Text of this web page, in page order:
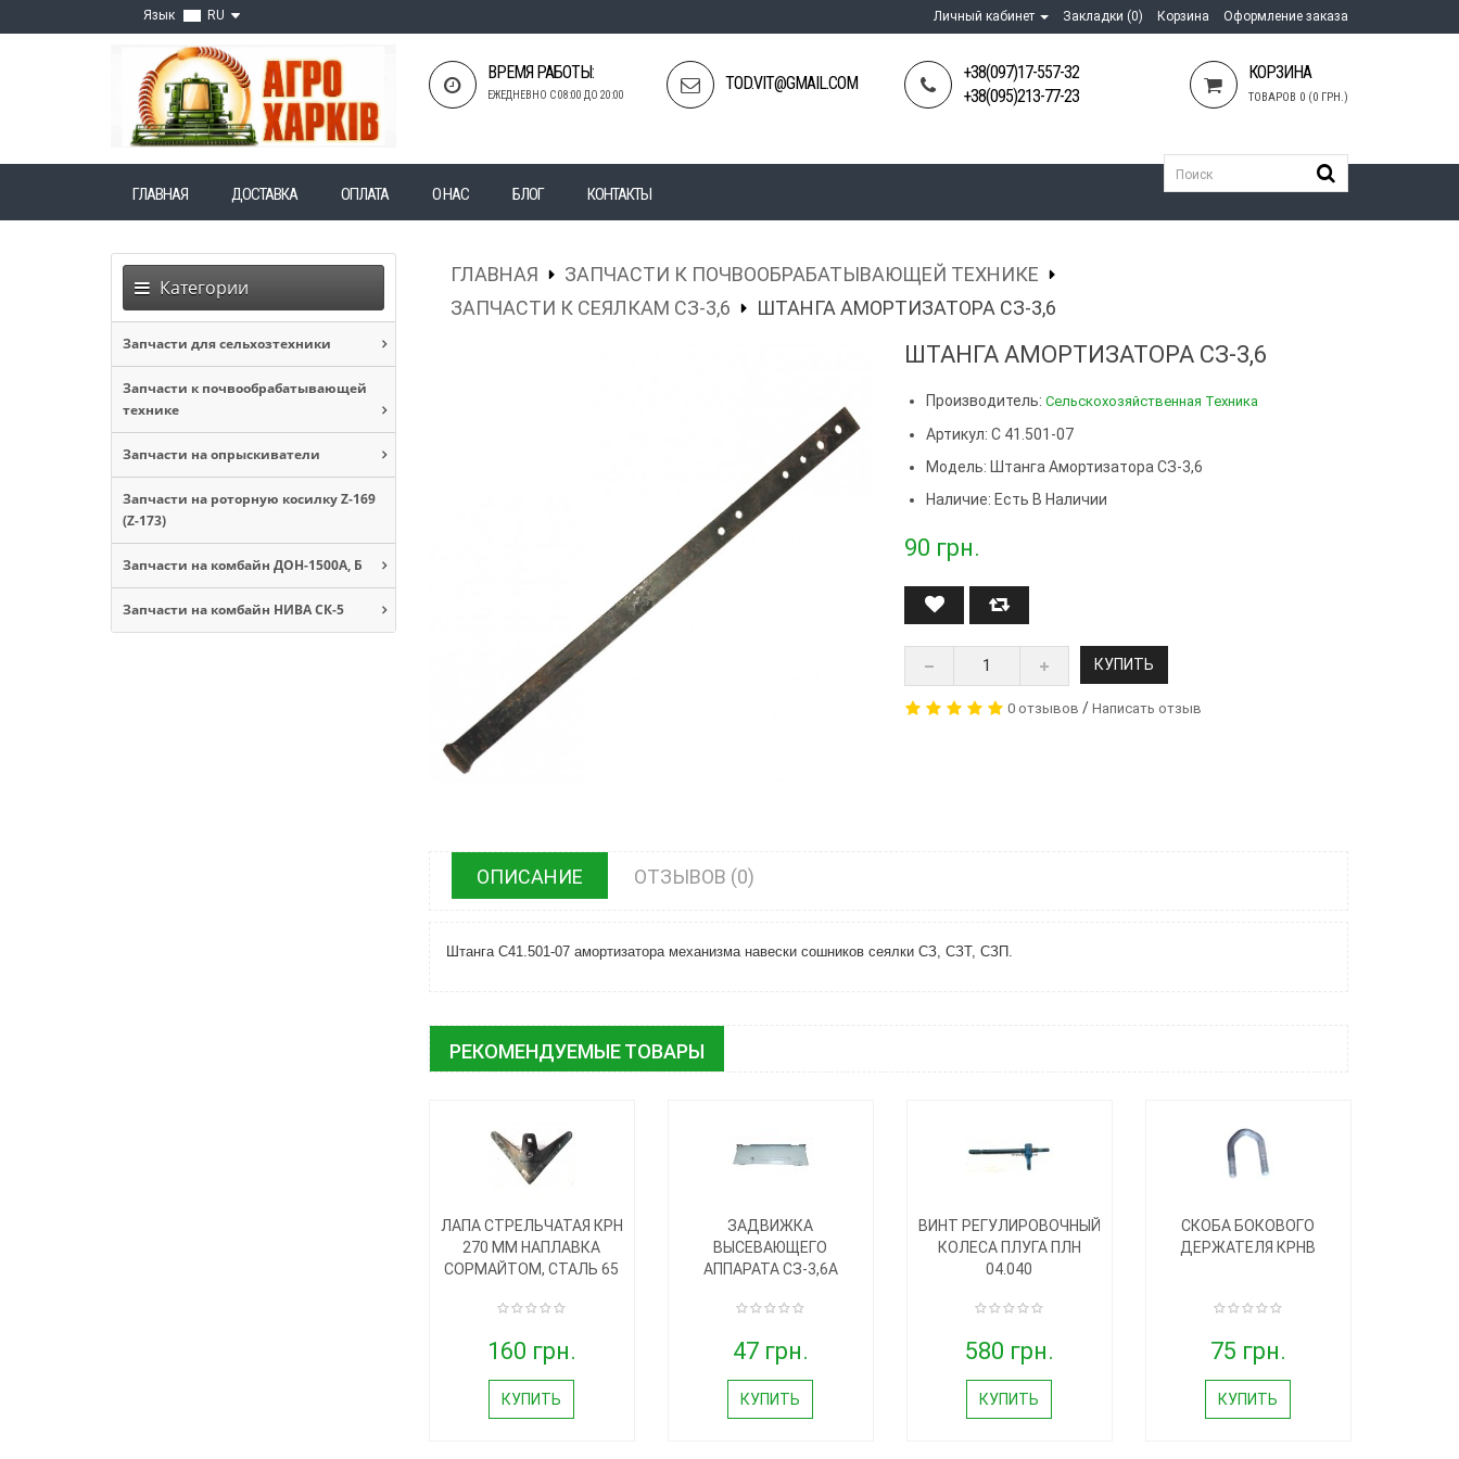
Язык RU Личный кабинет Закладки (0) Корзина Оформление заказа
ВРЕМЯ РАБОТЫ:
ЕЖЕДНЕВНО С 08:00 ДО 20:00
TOD.VIT@GMAIL.COM
+38(097)17-557-32
+38(095)213-77-23
КОРЗИНА
ТОВАРОВ 0 (0 ГРН.)
ГЛАВНАЯ ДОСТАВКА ОПЛАТА О НАС БЛОГ КОНТАКТЫ
Категории
Запчасти для сельхозтехники
Запчасти к почвообрабатывающей
технике
Запчасти на опрыскиватели
Запчасти на роторную косилку Z-169
(Z-173)
Запчасти на комбайн ДОН-1500А, Б
Запчасти на комбайн НИВА СК-5
ГЛАВНАЯ
ЗАПЧАСТИ К ПОЧВООБРАБАТЫВАЮЩЕЙ ТЕХНИКЕ
ЗАПЧАСТИ К СЕЯЛКАМ СЗ-3,6
ШТАНГА АМОРТИЗАТОРА СЗ-3,6
ШТАНГА АМОРТИЗАТОРА СЗ-3,6
Производитель:Сельскохозяйственная Техника
Артикул: С 41.501-07
Модель: Штанга Амортизатора СЗ-3,6
Наличие: Есть В Наличии
90 грн.
КУПИТЬ
0 отзывов /Написать отзыв
ОПИСАНИЕ ОТЗЫВОВ (0)
ШтангаС41.501-07 амортизаторамеханизма навески сошников сеялки СЗ, СЗТ, СЗП.
РЕКОМЕНДУЕМЫЕ ТОВАРЫ
ЛАПА СТРЕЛЬЧАТАЯ КРН
270 ММ НАПЛАВКА
СОРМАЙТОМ, СТАЛЬ 65
160 грн.
КУПИТЬ
ЗАДВИЖКА
ВЫСЕВАЮЩЕГО
АППАРАТА СЗ-3,6А
47 грн.
КУПИТЬ
ВИНТ РЕГУЛИРОВОЧНЫЙ
КОЛЕСА ПЛУГА ПЛН
04.040
580 грн.
КУПИТЬ
СКОБА БОКОВОГО
ДЕРЖАТЕЛЯ КРНВ
75 грн.
КУПИТЬ